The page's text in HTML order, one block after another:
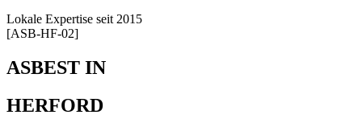
Lokale Expertise seit 2015
[ASB-HF-02]
ASBEST IN
HERFORD